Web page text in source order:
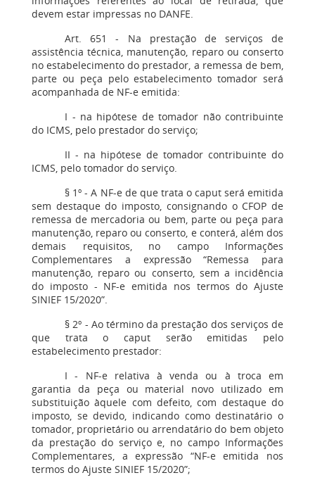
devem estar impressas no DANFE.
Art. 651 - Na prestação de serviços de
assistência técnica, manutenção, reparo ou conserto
no estabelecimento do prestador, a remessa de bem,
parte ou peça pelo estabelecimento tomador será
acompanhada de NF-e emitida:
I - na hipótese de tomador não contribuinte
do ICMS, pelo prestador do serviço;
II - na hipótese de tomador contribuinte do
ICMS, pelo tomador do serviço.
§ 1º - A NF-e de que trata o caput será emitida
sem destaque do imposto, consignando o CFOP de
remessa de mercadoria ou bem, parte ou peça para
manutenção, reparo ou conserto, e conterá, além dos
demais requisitos, no campo Informações
Complementares a expressão “Remessa para
manutenção, reparo ou conserto, sem a incidência
do imposto - NF-e emitida nos termos do Ajuste
SINIEF 15/2020”.
§ 2º - Ao término da prestação dos serviços de
que trata o caput serão emitidas pelo
estabelecimento prestador:
I - NF-e relativa à venda ou à troca em
garantia da peça ou material novo utilizado em
substituição àquele com defeito, com destaque do
imposto, se devido, indicando como destinatário o
tomador, proprietário ou arrendatário do bem objeto
da prestação do serviço e, no campo Informações
Complementares, a expressão “NF-e emitida nos
termos do Ajuste SINIEF 15/2020”;